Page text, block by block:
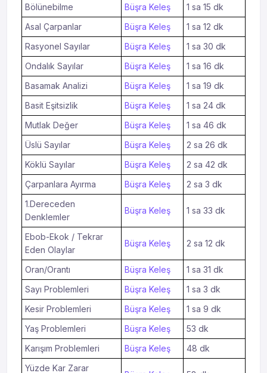
Bölünebilme Büşra Keleş
1 sa 15 dk
Asal Çarpanlar
Büşra Keleş
1 sa 12 dk
Rasyonel Sayılar
Büşra Keleş
1 sa 30 dk
Ondalık Sayılar
Büşra Keleş
1 sa 16 dk
Basamak Analizi
Büşra Keleş
1 sa 19 dk
Basit Eşitsizlik
Büşra Keleş
1 sa 24 dk
Mutlak Değer
Büşra Keleş
1 sa 46 dk
Üslü Sayılar
Büşra Keleş
2 sa 26 dk
Köklü Sayılar
Büşra Keleş
2 sa 42 dk
Çarpanlara Ayırma
Büşra Keleş
2 sa 3 dk
1.Dereceden
Denklemler
Büşra Keleş 1 sa 33 dk
Ebob-Ekok / Tekrar
Eden Olaylar
Büşra Keleş 2 sa 12 dk
Oran/Orantı Büşra Keleş
1 sa 31 dk
Sayı Problemleri
Büşra Keleş
1 sa 3 dk
Kesir Problemleri
Büşra Keleş
1 sa 9 dk
Yaş Problemleri
Büşra Keleş
53 dk
Karışım Problemleri
Büşra Keleş
48 dk
Yüzde Kar Zarar